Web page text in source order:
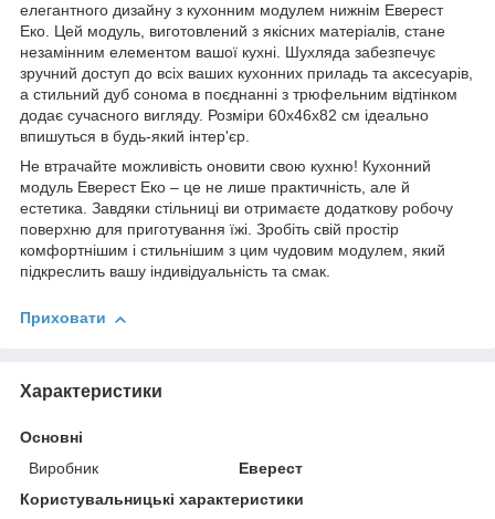
елегантного дизайну з кухонним модулем нижнім Еверест
Еко. Цей модуль, виготовлений з якісних матеріалів, стане
незамінним елементом вашої кухні. Шухляда забезпечує
зручний доступ до всіх ваших кухонних приладь та аксесуарів,
а стильний дуб сонома в поєднанні з трюфельним відтінком
додає сучасного вигляду. Розміри 60х46х82 см ідеально
впишуться в будь-який інтер'єр.
Не втрачайте можливість оновити свою кухню! Кухонний
модуль Еверест Еко – це не лише практичність, але й
естетика. Завдяки стільниці ви отримаєте додаткову робочу
поверхню для приготування їжі. Зробіть свій простір
комфортнішим і стильнішим з цим чудовим модулем, який
підкреслить вашу індивідуальність та смак.
Приховати
Характеристики
Основні
Виробник
Еверест
Користувальницькі характеристики